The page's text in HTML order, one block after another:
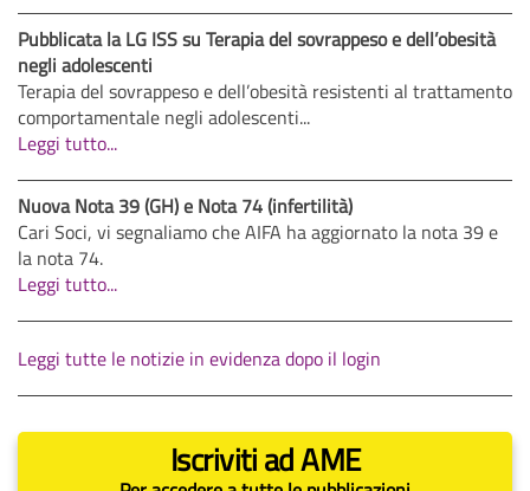
Pubblicata la LG ISS su Terapia del sovrappeso e dell’obesità
negli adolescenti
Terapia del sovrappeso e dell’obesità resistenti al trattamento
comportamentale negli adolescenti...
Leggi tutto...
Nuova Nota 39 (GH) e Nota 74 (infertilità)
Cari Soci, vi segnaliamo che AIFA ha aggiornato la nota 39 e
la nota 74.
Leggi tutto...
Leggi tutte le notizie in evidenza dopo il login
Iscriviti ad AME